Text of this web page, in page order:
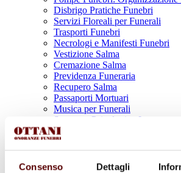
Consenso Dettagli
Disbrigo Pratiche Funebri
Servizi Floreali per Funerali
Trasporti Funebri
Necrologi e Manifesti Funebri
Vestizione Salma
Cremazione Salma
Previdenza Funeraria
Recupero Salma
Passaporti Mortuari
Musica per Funerali
Supporto Psicologico Lutto
Prodotti Funerari
Lapidi, Lastre tombali e
Urne Cinerarie
Allestimento Funebre